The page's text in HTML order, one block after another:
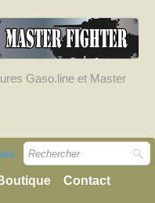
Gaso.line et Master
Contact